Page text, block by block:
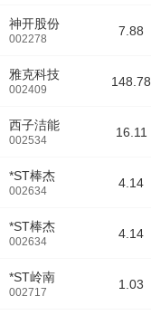
神开股份
002278
雅克科技
002409
西子洁能
002534
*ST棒杰
002634
*ST棒杰
002634
*ST岭南
002717
7.88
148.78
16.11
4.14
4.14
1.03